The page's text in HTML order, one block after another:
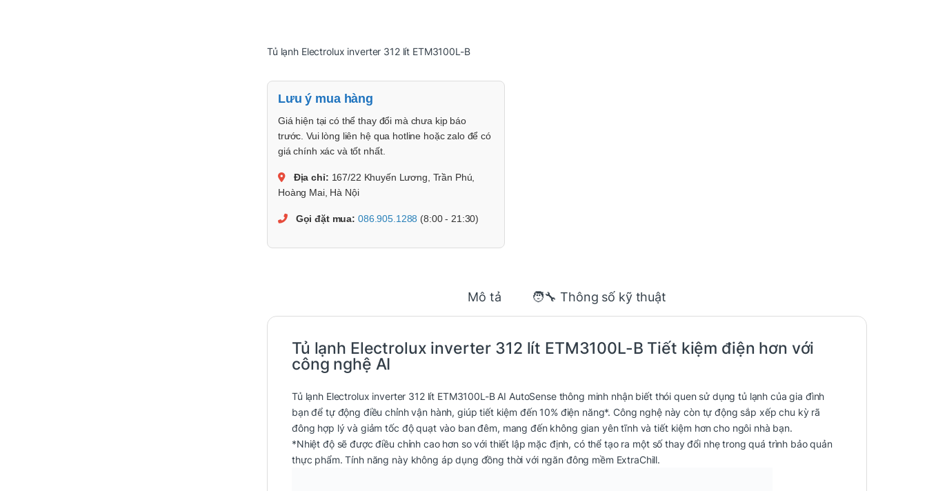
Tủ lạnh Electrolux inverter 312 lít ETM3100L-B
Lưu ý mua hàng
Giá hiện tại có thể thay đổi mà chưa kịp báo
trước. Vui lòng liên hệ qua hotline hoặc zalo để có
giá chính xác và tốt nhất.
Địa chỉ: 167/22 Khuyến Lương, Trần Phú,
Hoàng Mai, Hà Nội
Gọi đặt mua: 086.905.1288 (8:00 - 21:30)
Mô tả 🧑‍🔧 Thông số kỹ thuật
Tủ lạnh Electrolux inverter 312 lít ETM3100L-B Tiết kiệm điện hơn với
công nghệ AI
Tủ lạnh Electrolux inverter 312 lít ETM3100L-BAI AutoSense thông minh nhận biết thói quen sử dụng tủ lạnh của gia đình
bạn để tự động điều chỉnh vận hành, giúp tiết kiệm đến 10% điện năng*. Công nghệ này còn tự động sắp xếp chu kỳ rã
đông hợp lý và giảm tốc độ quạt vào ban đêm, mang đến không gian yên tĩnh và tiết kiệm hơn cho ngôi nhà bạn.
*Nhiệt độ sẽ được điều chỉnh cao hơn so với thiết lập mặc định, có thể tạo ra một số thay đổi nhẹ trong quá trình bảo quản
thực phẩm. Tính năng này không áp dụng đồng thời với ngăn đông mềm ExtraChill.